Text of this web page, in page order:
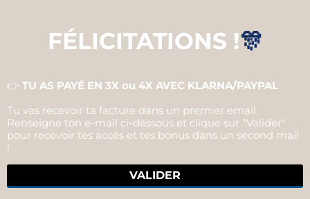
FÉLICITATIONS !🎊
👉 TU AS PAYÉ EN 3X ou 4X AVEC KLARNA/PAYPAL
Tu vas recevoir ta facture dans un premier email.
Renseigne ton e-mail ci-dessous et clique sur "Valider"
pour recevoir tes accès et tes bonus dans un second mail
!
VALIDER